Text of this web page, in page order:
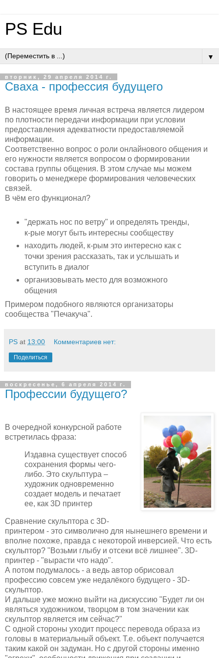
PS Edu
▼
вторник, 29 апреля 2014 г.
Сваха - профессия будущего
В настоящее время личная встреча является лидером
по плотности передачи информации при условии
предоставления адекватности предоставляемой
информации.
Соответственно вопрос о роли онлайнового общения и
его нужности является вопросом о формировании
состава группы общения. В этом случае мы можем
говорить о менеджере формирования человеческих
связей.
В чём его функционал?
"держать нос по ветру" и определять тренды,
к-рые могут быть интересны сообществу
находить людей, к-рым это интересно как с
точки зрения рассказать, так и услышать и
вступить в диалог
организовывать место для возможного
общения
Примером подобного являются организаторы
сообщества "Печакуча".
PS at 13:00 Комментариев нет:
Поделиться
воскресенье, 6 апреля 2014 г.
Профессии будущего?
В очередной конкурсной работе
встретилась фраза:
Издавна существует способ
сохранения формы чего-
либо. Это скульптура –
художник одновременно
создает модель и печатает
ее, как 3D принтер
Сравнение скульптора с 3D-
принтером - это символично для нынешнего времени и
вполне похоже, правда с некоторой инверсией. Что есть
скульптор? "Возьми глыбу и отсеки всё лишнее". 3D-
принтер - "вырасти что надо".
А потом подумалось - а ведь автор обрисовал
профессию совсем уже недалёкого будущего - 3D-
скульптор.
И дальше уже можно выйти на дискуссию "Будет ли он
являться художником, творцом в том значении как
скульптор является им сейчас?"
С одной стороны уходит процесс перевода образа из
головы в материальный объект. Т.е. объект получается
таким какой он задуман. Но с другой стороны именно